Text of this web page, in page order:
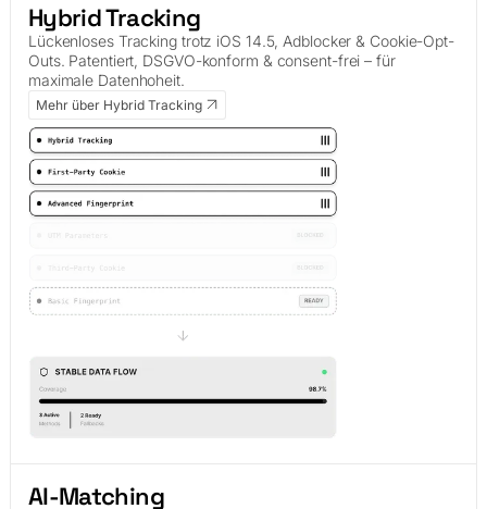
Hybrid Tracking
Lückenloses Tracking trotz iOS 14.5, Adblocker & Cookie-Opt-
Outs. Patentiert, DSGVO-konform & consent-frei – für
maximale Datenhoheit.
Mehr über Hybrid Tracking
AI-Matching